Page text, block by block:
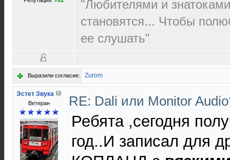
"Любителями и
становятся... Чтобы
ее слушать"
Выразили согласие: Zurom
Эстет Звука
Ветеран RE: Dali или Monitor
Ребята ,сегодня
год..И записал для